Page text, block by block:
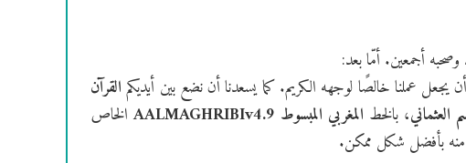
وصحبه أجمعين. أمّا بعد:
أن يجعل عملنا خالصًا لوجهه الكريم. كما يسعدنا أن نضع بين أيديكمالقرآن
، بالخط المغربي المبسوط AALMAGHRIBIv4.9 الخاص
منه بأفضل شكل ممكن.